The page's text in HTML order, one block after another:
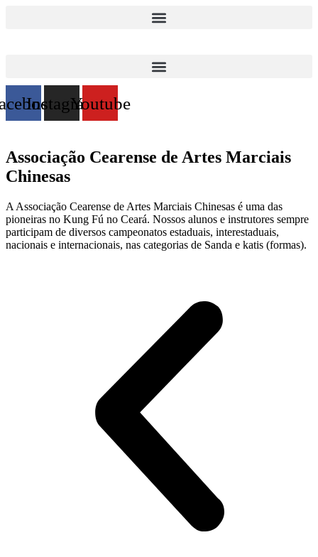
InstagramYoutube
Associação Cearense de Artes Marciais
Chinesas
A Associação Cearense de Artes Marciais Chinesas é uma das
pioneiras no Kung Fú no Ceará. Nossos alunos e instrutores sempre
participam de diversos campeonatos estaduais, interestaduais,
nacionais e internacionais, nas categorias de Sanda e katis (formas).